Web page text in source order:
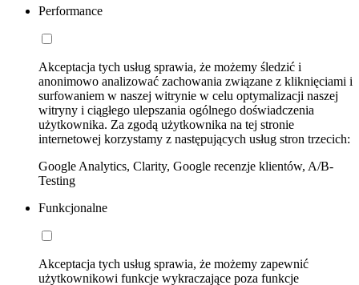
Performance
Akceptacja tych usług sprawia, że możemy śledzić i
anonimowo analizować zachowania związane z kliknięciami i
surfowaniem w naszej witrynie w celu optymalizacji naszej
witryny i ciągłego ulepszania ogólnego doświadczenia
użytkownika. Za zgodą użytkownika na tej stronie
internetowej korzystamy z następujących usług stron trzecich:
Google Analytics, Clarity, Google recenzje klientów, A/B-
Testing
Funkcjonalne
Akceptacja tych usług sprawia, że możemy zapewnić
użytkownikowi funkcje wykraczające poza funkcje